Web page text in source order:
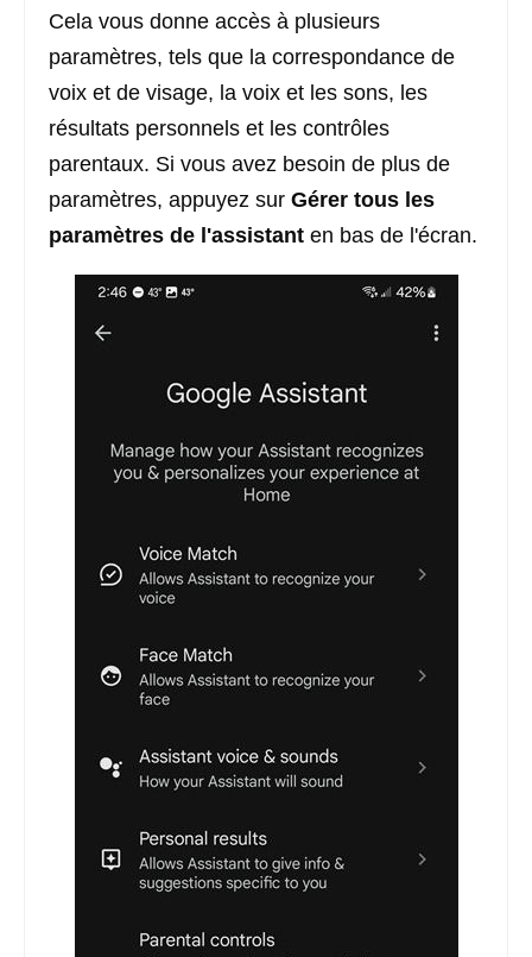
Cela vous donne accès à plusieurs
paramètres, tels que la correspondance de
voix et de visage, la voix et les sons, les
résultats personnels et les contrôles
parentaux. Si vous avez besoin de plus de
paramètres, appuyez sur Gérer tous les
paramètres de l'assistant en bas de l'écran.